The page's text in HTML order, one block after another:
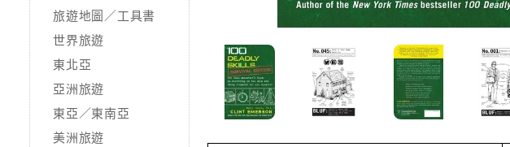
旅遊地圖／工具書
世界旅遊
東北亞
亞洲旅遊
東亞／東南亞
美洲旅遊